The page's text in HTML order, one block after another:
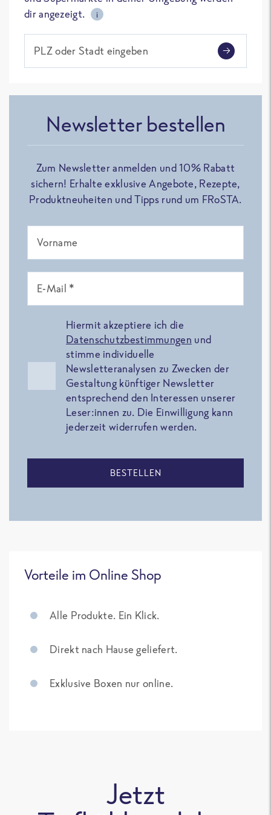
dir angezeigt.
i
PLZ oder Stadt eingeben
Newsletter bestellen
Zum Newsletter anmelden und 10% Rabatt
sichern! Erhalte exklusive Angebote, Rezepte,
Produktneuheiten und Tipps rund um FRoSTA.
Vorname
E-Mail *
Hiermit akzeptiere ich die
Datenschutzbestimmungen und
stimme individuelle
Newsletteranalysen zu Zwecken der
Gestaltung künftiger Newsletter
entsprechend den Interessen unserer
Leser:innen zu. Die Einwilligung kann
jederzeit widerrufen werden.
BESTELLEN
Vorteile im Online Shop
Alle Produkte. Ein Klick.
Direkt nach Hause geliefert.
Exklusive Boxen nur online.
Jetzt